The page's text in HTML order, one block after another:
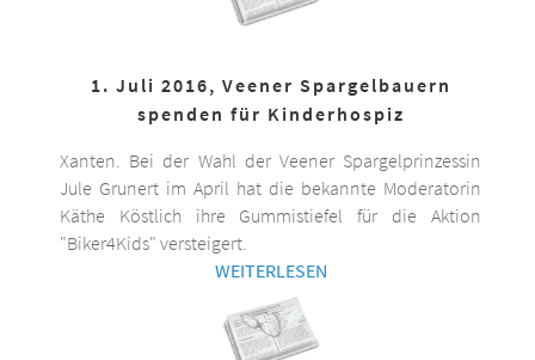
1. Juli 2016, Veener Spargelbauern
spenden für Kinderhospiz
Xanten. Bei der Wahl der Veener Spargelprinzessin
Jule Grunert im April hat die bekannte Moderatorin
Käthe Köstlich ihre Gummistiefel für die Aktion
"Biker4Kids" versteigert.
WEITERLESEN